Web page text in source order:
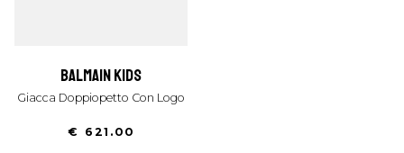
balmain kids
Giacca Doppiopetto Con Logo
€ 621.00